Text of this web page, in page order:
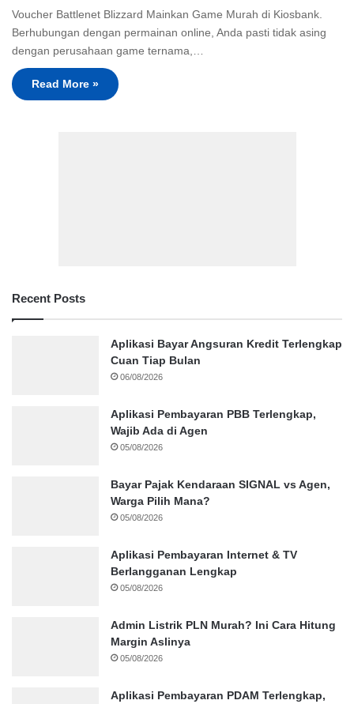
Voucher Battlenet Blizzard Mainkan Game Murah di Kiosbank.
Berhubungan dengan permainan online, Anda pasti tidak asing
dengan perusahaan game ternama,…
Read More »
Recent Posts
Aplikasi Bayar Angsuran Kredit Terlengkap
Cuan Tiap Bulan
06/08/2026
Aplikasi Pembayaran PBB Terlengkap,
Wajib Ada di Agen
05/08/2026
Bayar Pajak Kendaraan SIGNAL vs Agen,
Warga Pilih Mana?
05/08/2026
Aplikasi Pembayaran Internet & TV
Berlangganan Lengkap
05/08/2026
Admin Listrik PLN Murah? Ini Cara Hitung
Margin Aslinya
05/08/2026
Aplikasi Pembayaran PDAM Terlengkap,